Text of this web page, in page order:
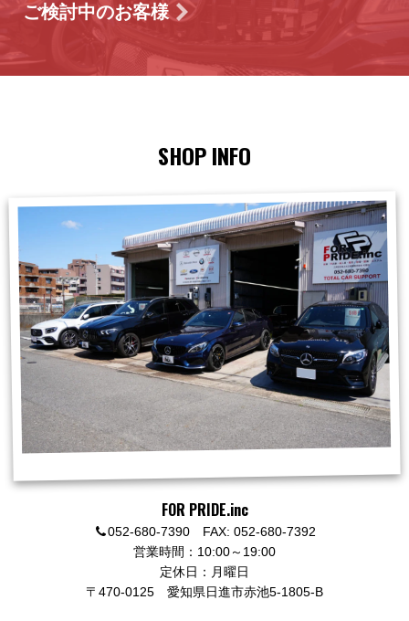
ご検討中のお客様
SHOP INFO
FOR PRIDE.inc
052-680-7390 FAX: 052-680-7392
営業時間：10:00～19:00
定休日：月曜日
〒470-0125 愛知県日進市赤池5-1805-B